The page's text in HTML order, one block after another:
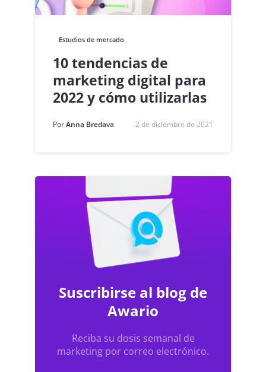
Estudios de mercado
10 tendencias de
marketing digital para
2022 y cómo utilizarlas
PorAnna Bredava 2 de diciembre de 2021
Suscribirse al blog de
Awario
Reciba su dosis semanal de
marketing por correo electrónico.